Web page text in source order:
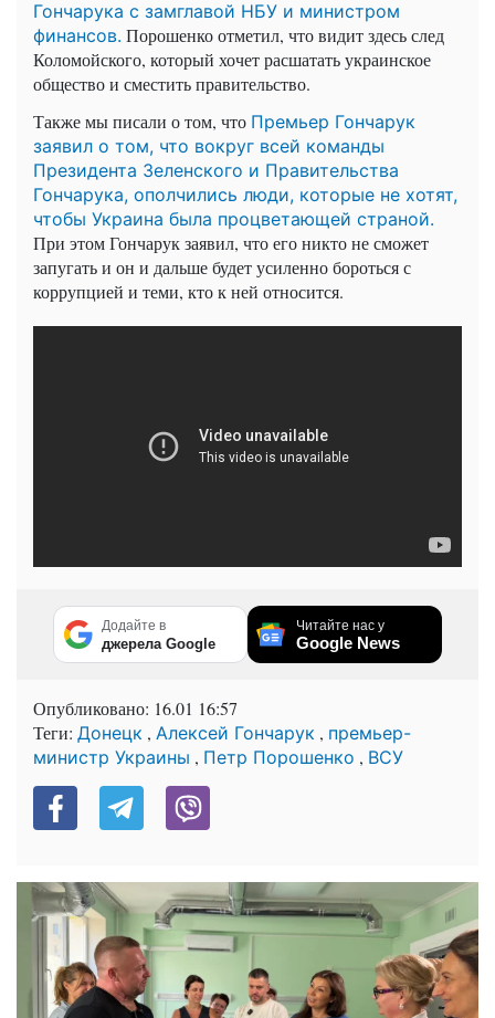
Гончарука с замглавой НБУ и министром
финансов. Порошенко отметил, что видит здесь след
Коломойского, который хочет расшатать украинское
общество и сместить правительство.
Также мы писали о том, что Премьер Гончарук
заявил о том, что вокруг всей команды
Президента Зеленского и Правительства
Гончарука, ополчились люди, которые не хотят,
чтобы Украина была процветающей страной.
При этом Гончарук заявил, что его никто не сможет
запугать и он и дальше будет усиленно бороться с
коррупцией и теми, кто к ней относится.
Додайте в
джерела Google
Читайте нас у
Google News
Опубликовано: 16.01 16:57
Теги: Донецк , Алексей Гончарук , премьер-
министр Украины , Петр Порошенко , ВСУ